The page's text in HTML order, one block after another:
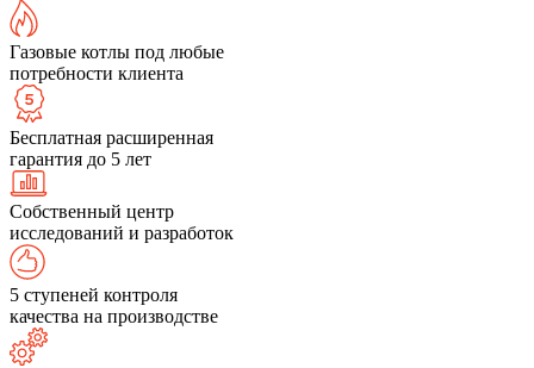
Газовые котлы под любые
потребности клиента
Бесплатная расширенная
гарантия до 5 лет
Собственный центр
исследований и разработок
5 ступеней контроля
качества на производстве